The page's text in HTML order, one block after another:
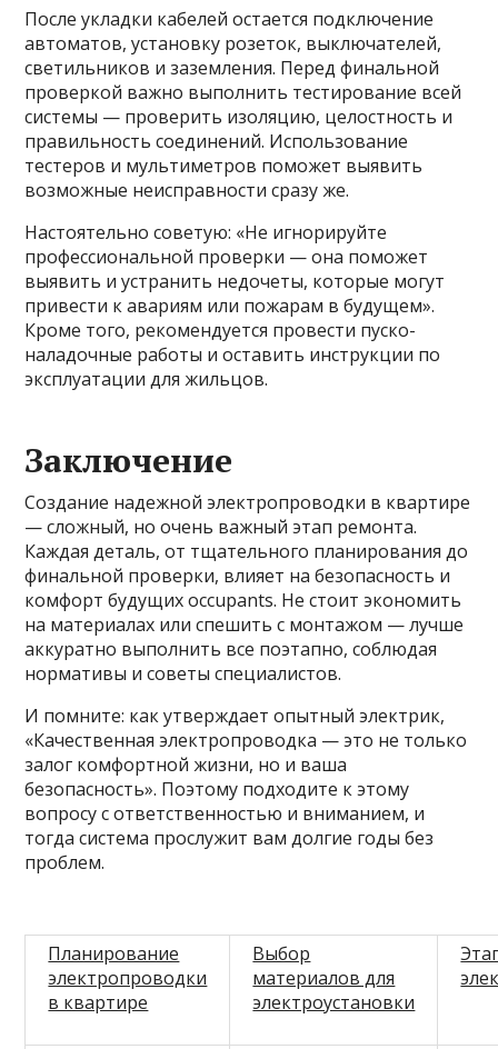
После укладки кабелей остается подключение
автоматов, установку розеток, выключателей,
светильников и заземления. Перед финальной
проверкой важно выполнить тестирование всей
системы — проверить изоляцию, целостность и
правильность соединений. Использование
тестеров и мультиметров поможет выявить
возможные неисправности сразу же.
Настоятельно советую: «Не игнорируйте
профессиональной проверки — она поможет
выявить и устранить недочеты, которые могут
привести к авариям или пожарам в будущем».
Кроме того, рекомендуется провести пуско-
наладочные работы и оставить инструкции по
эксплуатации для жильцов.
Заключение
Создание надежной электропроводки в квартире
— сложный, но очень важный этап ремонта.
Каждая деталь, от тщательного планирования до
финальной проверки, влияет на безопасность и
комфорт будущих occupants. Не стоит экономить
на материалах или спешить с монтажом — лучше
аккуратно выполнить все поэтапно, соблюдая
нормативы и советы специалистов.
И помните: как утверждает опытный электрик,
«Качественная электропроводка — это не только
залог комфортной жизни, но и ваша
безопасность». Поэтому подходите к этому
вопросу с ответственностью и вниманием, и
тогда система прослужит вам долгие годы без
проблем.
Планирование
электропроводки
в квартире
Выбор
материалов для
электроустановки